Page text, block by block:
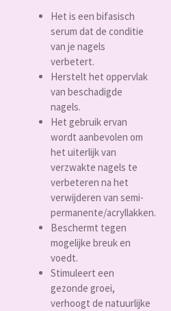
Het is een bifasisch
serum dat de conditie
van je nagels
verbetert.
Herstelt het oppervlak
van beschadigde
nagels.
Het gebruik ervan
wordt aanbevolen om
het uiterlijk van
verzwakte nagels te
verbeteren na het
verwijderen van semi-
permanente/acryllakken.
Beschermt tegen
mogelijke breuk en
voedt.
Stimuleert een
gezonde groei,
verhoogt de natuurlijke